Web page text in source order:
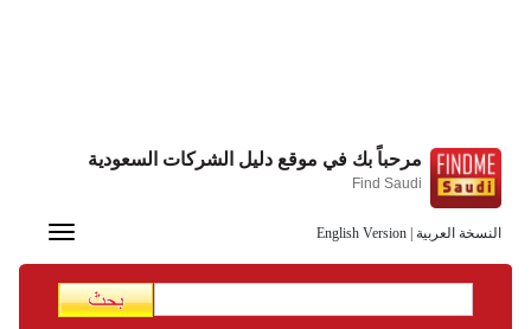
النسخة العربية English Version
مرحباً بك في موقع دليل الشركات السعودية
Find Saudi
Toggle